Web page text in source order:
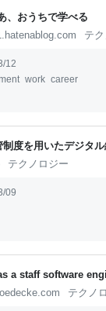
、おうちで学べる
テ
12
work career
度を用いたデジタ
テクノロジー
09
a staff software
テクノ